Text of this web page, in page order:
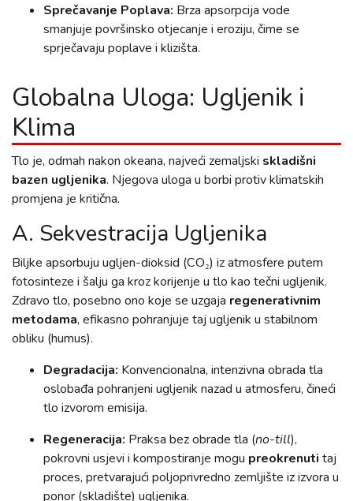
Sprečavanje Poplava: Brza apsorpcija vode
smanjuje površinsko otjecanje i eroziju, čime se
sprječavaju poplave i klizišta.
Globalna Uloga: Ugljenik i
Klima
Tlo je, odmah nakon okeana, najveći zemaljski skladišni
bazen ugljenika. Njegova uloga u borbi protiv klimatskih
promjena je kritična.
A. Sekvestracija Ugljenika
Biljke apsorbuju ugljen-dioksid (CO₂) iz atmosfere putem
fotosinteze i šalju ga kroz korijenje u tlo kao tečni ugljenik.
Zdravo tlo, posebno ono koje se uzgaja regenerativnim
metodama, efikasno pohranjuje taj ugljenik u stabilnom
obliku (humus).
Degradacija: Konvencionalna, intenzivna obrada tla
oslobađa pohranjeni ugljenik nazad u atmosferu, čineći
tlo izvorom emisija.
Regeneracija: Praksa bez obrade tla (no-till),
pokrovni usjevi i kompostiranje mogu preokrenuti taj
proces, pretvarajući poljoprivredno zemljište iz izvora u
ponor (skladište) ugljenika.